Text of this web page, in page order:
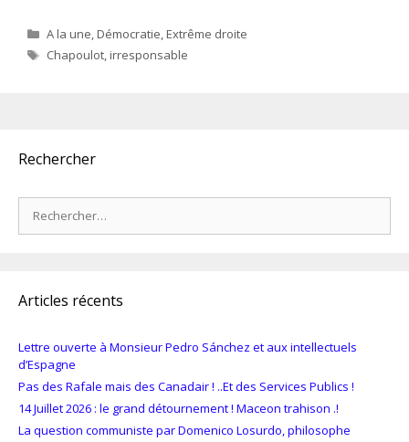
Catégories
A la une,Démocratie,Extrême droite
Étiquettes
Chapoulot,irresponsable
Rechercher
Articles récents
Lettre ouverte à Monsieur Pedro Sánchez et aux intellectuels
d’Espagne
Pas des Rafale mais des Canadair ! ..Et des Services Publics !
14 Juillet 2026 : le grand détournement ! Maceon trahison .!
La question communiste par Domenico Losurdo, philosophe